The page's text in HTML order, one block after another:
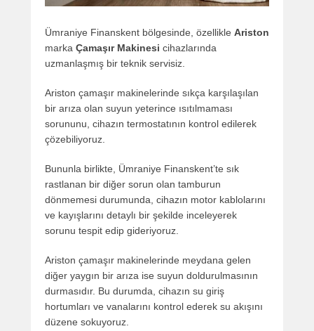
Ümraniye Finanskent bölgesinde, özellikle Ariston
marka Çamaşır Makinesi cihazlarında
uzmanlaşmış bir teknik servisiz.
Ariston çamaşır makinelerinde sıkça karşılaşılan
bir arıza olan suyun yeterince ısıtılmaması
sorununu, cihazın termostatının kontrol edilerek
çözebiliyoruz.
Bununla birlikte, Ümraniye Finanskent’te sık
rastlanan bir diğer sorun olan tamburun
dönmemesi durumunda, cihazın motor kablolarını
ve kayışlarını detaylı bir şekilde inceleyerek
sorunu tespit edip gideriyoruz.
Ariston çamaşır makinelerinde meydana gelen
diğer yaygın bir arıza ise suyun doldurulmasının
durmasıdır. Bu durumda, cihazın su giriş
hortumları ve vanalarını kontrol ederek su akışını
düzene sokuyoruz.